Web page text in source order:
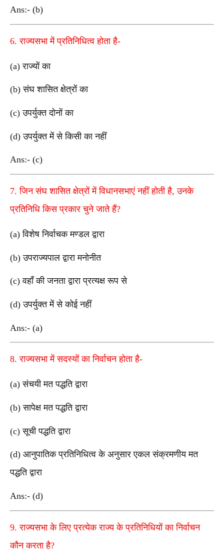
Ans:- (b)
6. राज्यसभा में प्रतिनिधित्व होता है-
(a) राज्यों का
(b) संघ शासित क्षेत्रों का
(c) उपर्युक्त दोनों का
(d) उपर्युक्त में से किसी का नहीं
Ans:- (c)
7. जिन संघ शासित क्षेत्रों में विधानसभाएं नहीं होती है, उनके
प्रतिनिधि किस प्रकार चुने जाते हैं?
(a) विशेष निर्वाचक मण्डल द्वारा
(b) उपराज्यपाल द्वारा मनोनीत
(c) वहाँ की जनता द्वारा प्रत्यक्ष रूप से
(d) उपर्युक्त में से कोई नहीं
Ans:- (a)
8. राज्यसभा में सदस्यों का निर्वाचन होता है-
(a) संचयी मत पद्धति द्वारा
(b) सापेक्ष मत पद्धति द्वारा
(c) सूची पद्धति द्वारा
(d) आनुपातिक प्रतिनिधित्व के अनुसार एकल संक्रमणीय मत
पद्धति द्वारा
Ans:- (d)
9. राज्यसभा के लिए प्रत्येक राज्य के प्रतिनिधियों का निर्वाचन
कौन करता है?